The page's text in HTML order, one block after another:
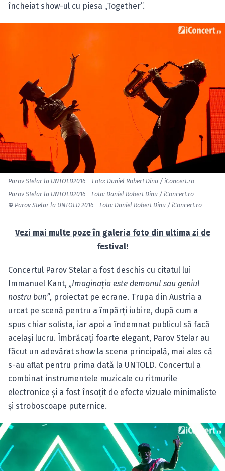
încheiat show-ul cu piesa „Together”.
Parov Stelar la UNTOLD2016 – Foto: Daniel Robert Dinu / iConcert.ro
Parov Stelar la UNTOLD2016 - Foto: Daniel Robert Dinu / iConcert.ro
© Parov Stelar la UNTOLD 2016 - Foto: Daniel Robert Dinu / iConcert.ro
Vezi mai multe poze în galeria foto din ultima zi de
festival!
Concertul Parov Stelar a fost deschis cu citatul lui
Immanuel Kant, „Imaginaţia este demonul sau geniul
nostru bun”, proiectat pe ecrane. Trupa din Austria a
urcat pe scenă pentru a împărți iubire, după cum a
spus chiar solista, iar apoi a îndemnat publicul să facă
acelaşi lucru. Îmbrăcaţi foarte elegant, Parov Stelar au
făcut un adevărat show la scena principală, mai ales că
s-au aflat pentru prima dată la UNTOLD. Concertul a
combinat instrumentele muzicale cu ritmurile
electronice şi a fost însoţit de efecte vizuale minimaliste
şi stroboscoape puternice.